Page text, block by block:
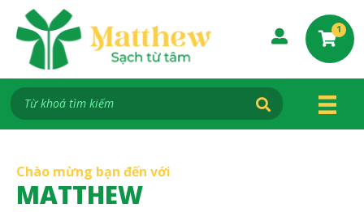
c
1I
t
e
s
a
Chào mừng bạn đến với
MATTHEW